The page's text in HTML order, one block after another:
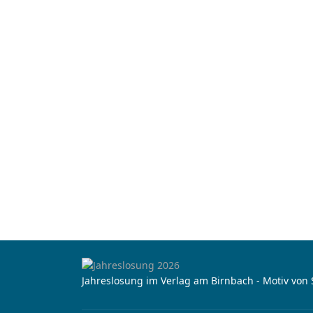
Jahreslosung im Verlag am Birnbach - Motiv